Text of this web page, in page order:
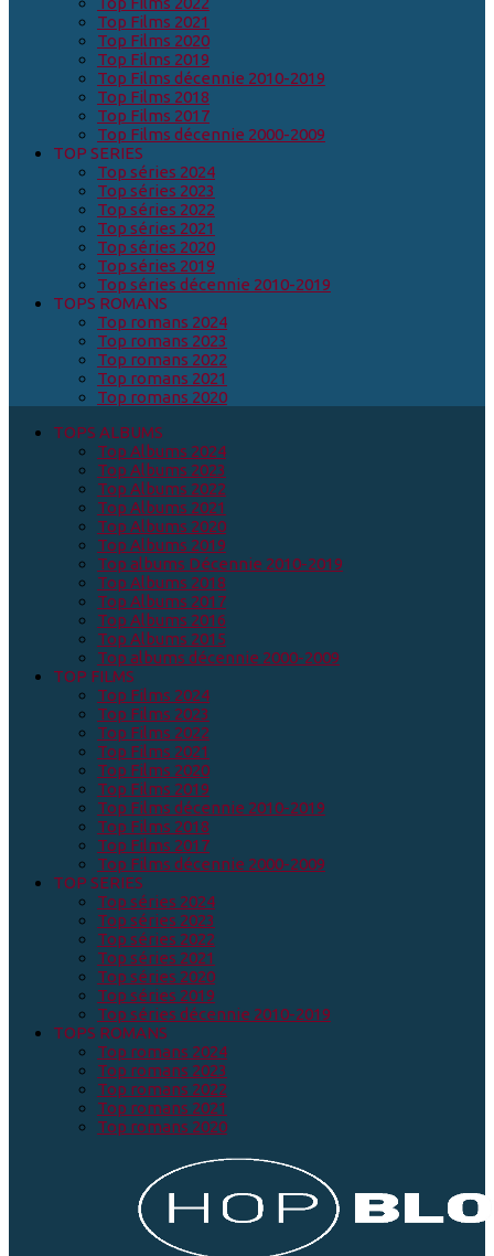
Top Films 2021
Top Films 2020
Top Films 2019
Top Films décennie 2010-2019
Top Films 2018
Top Films 2017
Top Films décennie 2000-2009
TOP SERIES
Top séries 2024
Top séries 2023
Top séries 2022
Top séries 2021
Top séries 2020
Top séries 2019
Top séries décennie 2010-2019
TOPS ROMANS
Top romans 2024
Top romans 2023
Top romans 2022
Top romans 2021
Top romans 2020
TOPS ALBUMS
Top Albums 2024
Top Albums 2023
Top Albums 2022
Top Albums 2021
Top Albums 2020
Top Albums 2019
Top albums Décennie 2010-2019
Top Albums 2018
Top Albums 2017
Top Albums 2016
Top Albums 2015
Top albums décennie 2000-2009
TOP FILMS
Top Films 2024
Top Films 2023
Top Films 2022
Top Films 2021
Top Films 2020
Top Films 2019
Top Films décennie 2010-2019
Top Films 2018
Top Films 2017
Top Films décennie 2000-2009
TOP SERIES
Top séries 2024
Top séries 2023
Top séries 2022
Top séries 2021
Top séries 2020
Top séries 2019
Top séries décennie 2010-2019
TOPS ROMANS
Top romans 2024
Top romans 2023
Top romans 2022
Top romans 2021
Top romans 2020